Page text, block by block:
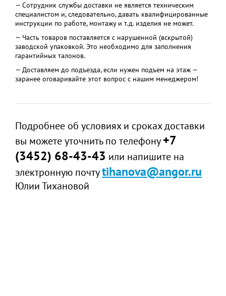
— Сотрудник службы доставки не является техническим
специалистом и, следовательно, давать квалифицированные
инструкции по работе, монтажу и т.д. изделия не может.
— Часть товаров поставляется с нарушенной (вскрытой)
заводской упаковкой. Это необходимо для заполнения
гарантийных талонов.
— Доставляем до подъезда, если нужен подъем на этаж —
заранее оговаривайте этот вопрос с нашим менеджером!
Подробнее об условиях и сроках доставки
вы можете уточнить по телефону+7
(3452) 68-43-43 или напишите на
электронную почтуtihanova@angor.ru
Юлии Тихановой